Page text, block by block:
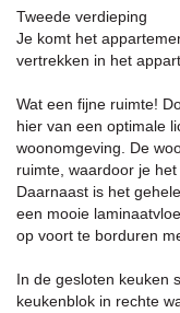
Tweede verdieping
Je komt het
vertrekken in het
Wat een fijne ruimte!
hier van een optimale
woonomgeving. De
ruimte, waardoor je
Daarnaast is het
een mooie
op voort te borduren
In de gesloten keuken
keukenblok in rechte